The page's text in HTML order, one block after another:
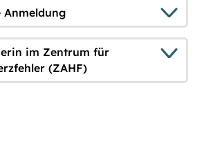
im Zentrum für
(ZAHF)